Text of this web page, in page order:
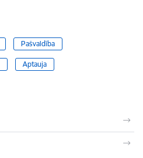
Pašvaldība
Aptauja